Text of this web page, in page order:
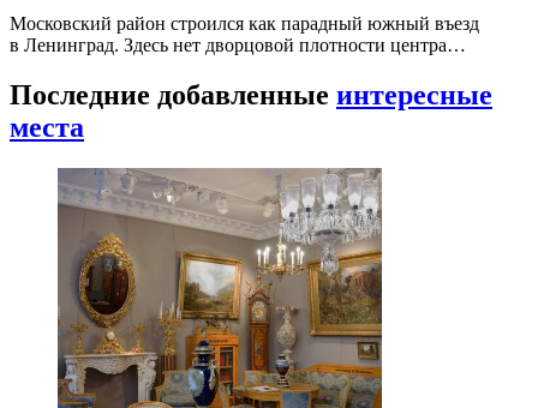
Московский район строился как парадный южный въезд
в Ленинград. Здесь нет дворцовой плотности центра…
Последние добавленные интересные
места